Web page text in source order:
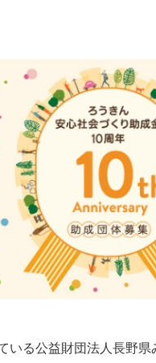
いる公益財団法人長野